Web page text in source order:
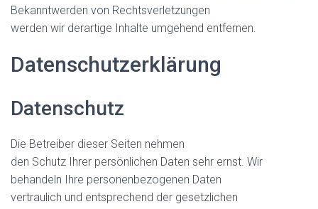
Bekanntwerden von Rechtsverletzungen
werden wir derartige Inhalte umgehend entfernen.
Datenschutzerklärung
Datenschutz
Die Betreiber dieser Seiten nehmen
den Schutz Ihrer persönlichen Daten sehr ernst. Wir
behandeln Ihre personenbezogenen Daten
vertraulich und entsprechend der gesetzlichen